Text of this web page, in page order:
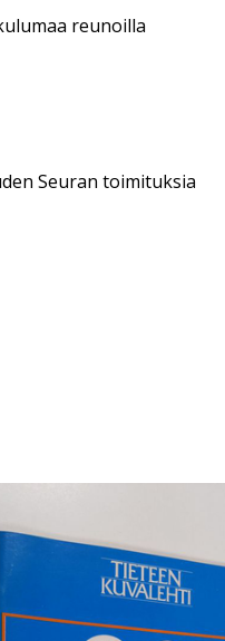
reunoilla
Seuran toimituksia